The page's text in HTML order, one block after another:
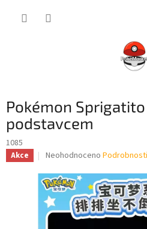
Pokémon
podstavcem
1085
Akce
Průměrné
produktu
je
0,0
z
Neohodnoceno